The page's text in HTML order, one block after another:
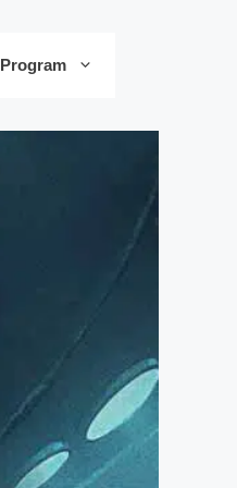
Program